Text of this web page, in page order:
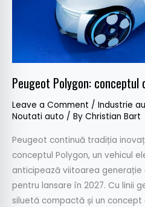
Peugeot Polygon:
Leave a Comment / Industrie
Noutati auto / By Christian Bart
Peugeot continuă tradiția
conceptul Polygon, un vehicul
anticipează viitoarea generație
pentru lansare în 2027. Cu linii
siluetă compactă și un